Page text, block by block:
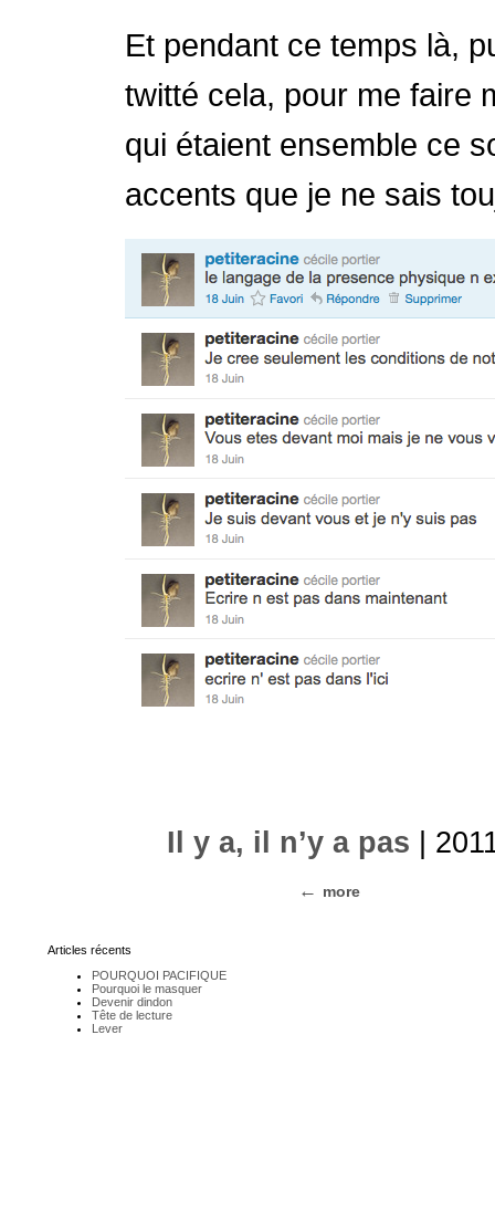
Et pendant ce temps là,
twitté cela, pour me faire
qui étaient ensemble ce
accents que je ne sais
Il y a, il n’y a pas |
more
Articles récents
POURQUOI PACIFIQUE
Pourquoi le masquer
Devenir dindon
Tête de lecture
Lever